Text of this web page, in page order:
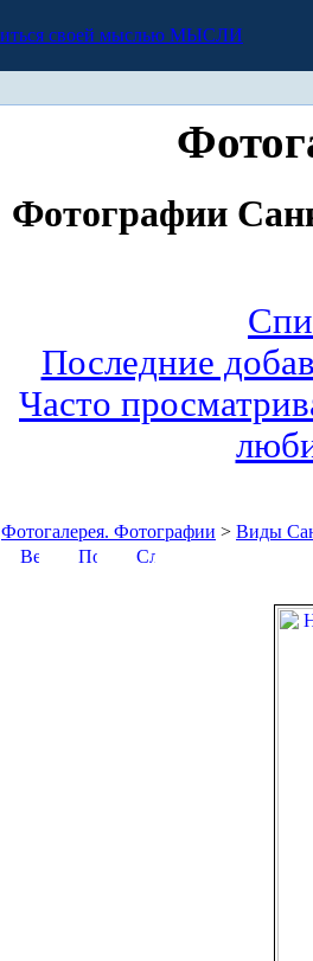
МЫСЛИ
Фотографии
Последние
Часто
Фотогалерея. Фотографии > Виды